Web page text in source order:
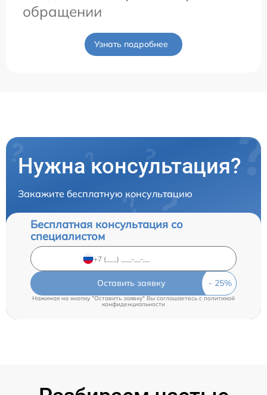
обращении
Узнать подробнее
Нужна консультация?
Закажите бесплатную консультацию
Бесплатная консультация со
специалистом
Оставить заявку
Нажимая на кнопку "Оставить заявку" Вы соглашаетесь c политикой
конфиденциальности